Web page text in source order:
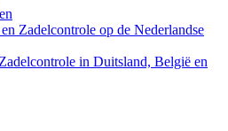
Zadelcontrole op de Nederlandse
in Duitsland, België en